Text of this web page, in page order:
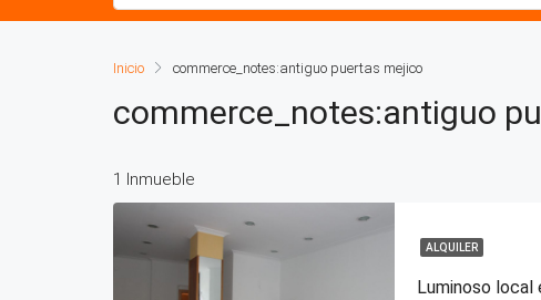
Inicio commerce_notes:antiguo puertas mejico
commerce_notes:antiguo
1 Inmueble
ALQUILER
Luminoso local